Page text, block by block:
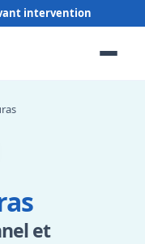
et